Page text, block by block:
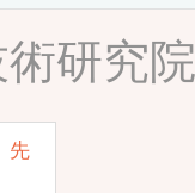
研究
先